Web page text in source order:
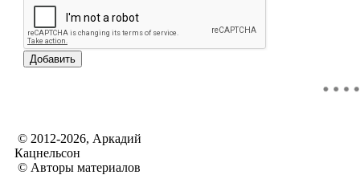
© 2012-2026, Аркадий
Кацнельсон
© Авторы материалов